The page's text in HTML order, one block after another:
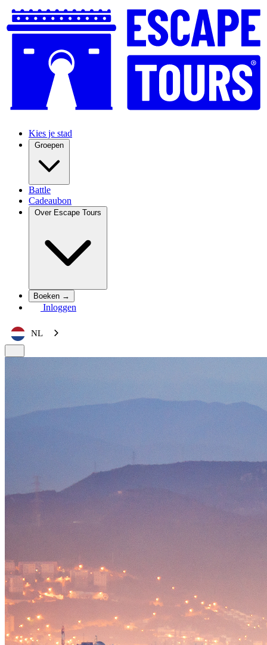
Kies je stad
Groepen
Battle
Cadeaubon
Over Escape Tours
Boeken →
Inloggen
NL